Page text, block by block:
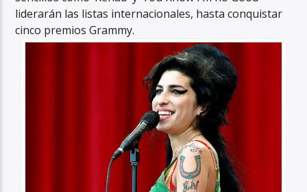
liderarán las listas internacionales, hasta conquistar
cinco premios Grammy.